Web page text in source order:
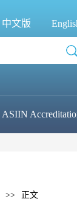
中文版
ASIIN
>> 正文